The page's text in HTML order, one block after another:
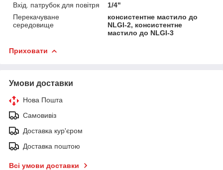
Вхід. патрубок для повітря
1/4"
Перекачуване
середовище
консистентне мастило до
NLGI-2, консистентне
мастило до NLGI-3
Приховати
Умови доставки
Нова Пошта
Самовивіз
Доставка кур'єром
Доставка поштою
Всі умови доставки